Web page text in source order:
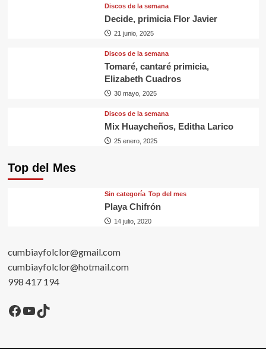
Discos de la semana
Decide, primicia Flor Javier
21 junio, 2025
Discos de la semana
Tomaré, cantaré primicia,
Elizabeth Cuadros
30 mayo, 2025
Discos de la semana
Mix Huaycheños, Editha Larico
25 enero, 2025
Top del Mes
Sin categorí­a Top del mes
Playa Chifrón
14 julio, 2020
cumbiayfolclor@gmail.com
cumbiayfolclor@hotmail.com
998 417 194
Facebook
YouTube
TikTok